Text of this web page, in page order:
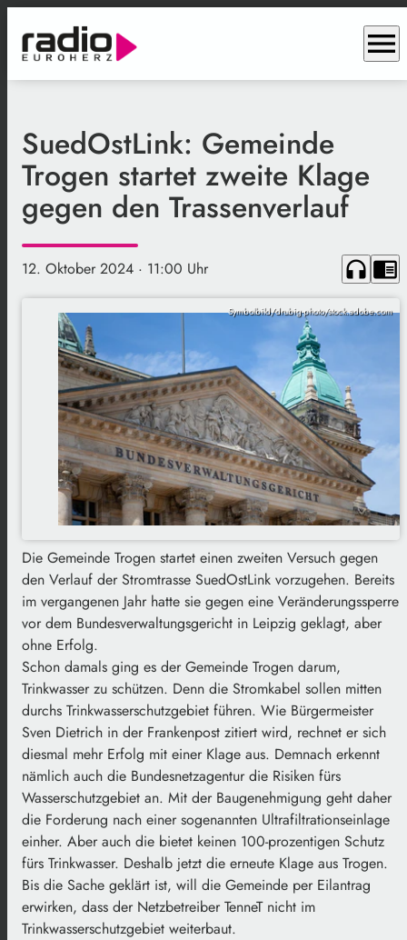
menu
SuedOstLink: Gemeinde
Trogen startet zweite Klage
gegen den Trassenverlauf
12. Oktober 2024 · 11:00 Uhr headphones chrome_reader_mode
Symbolbild/drubig-photo/stock.adobe.com
Die Gemeinde Trogen startet einen zweiten Versuch gegen
den Verlauf der Stromtrasse SuedOstLink vorzugehen. Bereits
im vergangenen Jahr hatte sie gegen eine Veränderungssperre
vor dem Bundesverwaltungsgericht in Leipzig geklagt, aber
ohne Erfolg.
Schon damals ging es der Gemeinde Trogen darum,
Trinkwasser zu schützen. Denn die Stromkabel sollen mitten
durchs Trinkwasserschutzgebiet führen. Wie Bürgermeister
Sven Dietrich in der Frankenpost zitiert wird, rechnet er sich
diesmal mehr Erfolg mit einer Klage aus. Demnach erkennt
nämlich auch die Bundesnetzagentur die Risiken fürs
Wasserschutzgebiet an. Mit der Baugenehmigung geht daher
die Forderung nach einer sogenannten Ultrafiltrationseinlage
einher. Aber auch die bietet keinen 100-prozentigen Schutz
fürs Trinkwasser. Deshalb jetzt die erneute Klage aus Trogen.
Bis die Sache geklärt ist, will die Gemeinde per Eilantrag
erwirken, dass der Netzbetreiber TenneT nicht im
Trinkwasserschutzgebiet weiterbaut.